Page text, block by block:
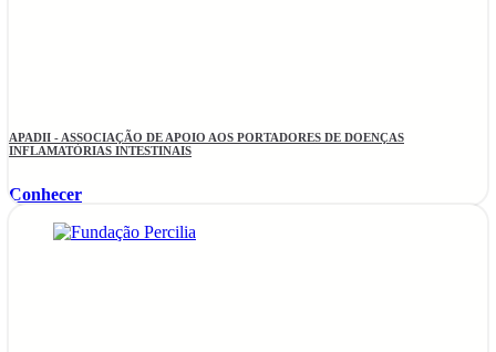
APADII - ASSOCIAÇÃO DE APOIO AOS PORTADORES DE DOENÇAS
INFLAMATÓRIAS INTESTINAIS
Conhecer